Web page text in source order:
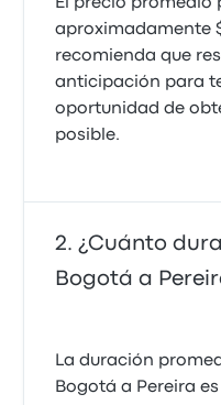
Expreso Bolivariano
Francisco H.
En la salida de Bogota
Mateo H.
4.0 de 5 estrellas
Fronteras
El precio promedio
aproximadamente
recomienda que
anticipación para
oportunidad de
posible.
¿Cuánto
Bogotá a
La duración
Bogotá a Pereira